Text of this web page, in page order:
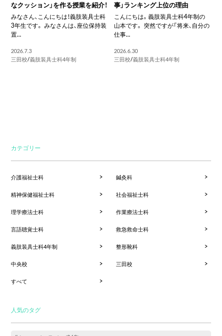
なクッション」を作る授業を紹介！
みなさん、こんにちは！義肢装具士科
3年生です。 みなさんは、座位保持装
置...
2026.7.3
三田校/義肢装具士科4年制
事」ランキング上位の理由
こんにちは。義肢装具士科4年制の
山本です。 突然ですが「将来、自分の
仕事...
2026.6.30
三田校/義肢装具士科4年制
カテゴリー
介護福祉士科 鍼灸科
精神保健福祉士科 社会福祉士科
理学療法士科 作業療法士科
言語聴覚士科 救急救命士科
義肢装具士科4年制 整形靴科
中央校 三田校
すべて
人気のタグ